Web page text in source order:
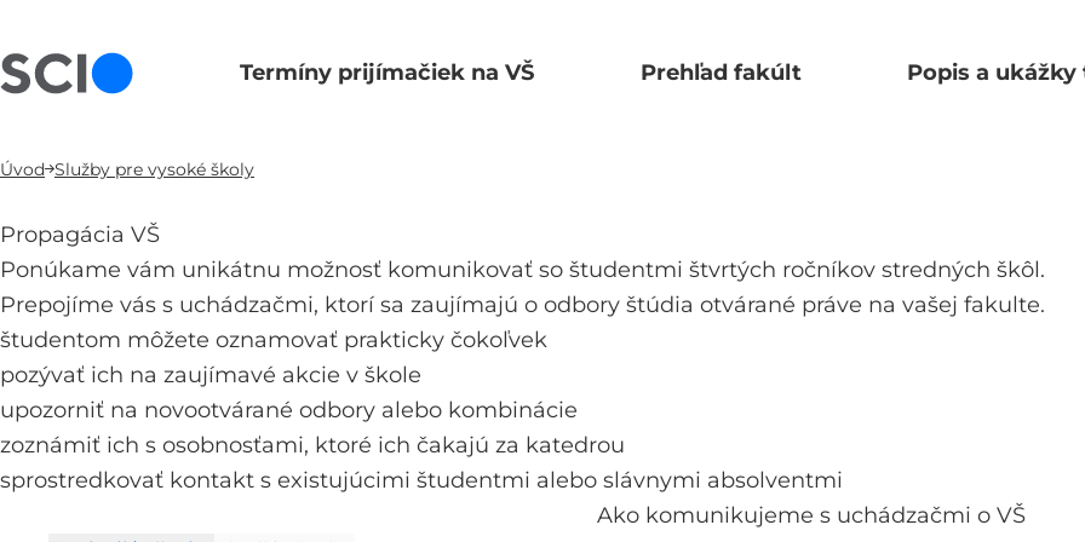
Termíny prijímačiek na VŠ Prehľad fakúlt Popis a
Úvod Služby pre vysoké školy
Propagácia VŠ
Ponúkame vám unikátnu možnosť komunikovať so študentmi štvrtých ročníkov stredných škôl.
Prepojíme vás s uchádzačmi, ktorí sa zaujímajú o odbory štúdia otvárané práve na vašej fakulte.
študentom môžete oznamovať prakticky čokoľvek
pozývať ich na zaujímavé akcie v škole
upozorniť na novootvárané odbory alebo kombinácie
zoznámiť ich s osobnosťami, ktoré ich čakajú za katedrou
sprostredkovať kontakt s existujúcimi študentmi alebo slávnymi absolventmi
Ako komunikujeme s uchádzačmi o VŠ